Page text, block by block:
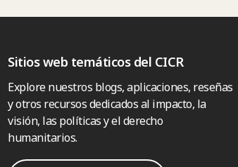
Sitios web temáticos del CICR
Explore nuestros blogs, aplicaciones, reseñas
y otros recursos dedicados al impacto, la
visión, las políticas y el derecho
humanitarios.